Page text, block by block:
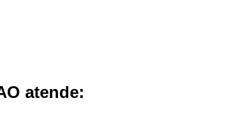
atende: